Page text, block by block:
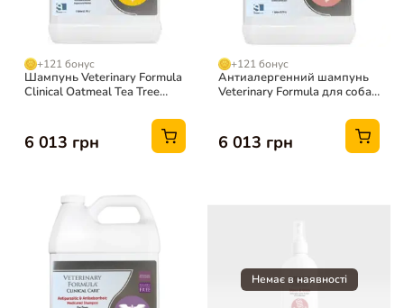
+121 бонус
Шампунь Veterinary Formula
Clinical Oatmeal Tea Tree
6 013 грн
+121 бонус
Антиалергенний шампунь
Veterinary Formula для собак
6 013 грн